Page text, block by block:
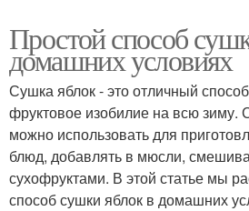
Простой способ
домашних условиях
Сушка яблок - это отличный
фруктовое изобилие на всю зиму.
можно использовать для
блюд, добавлять в мюсли,
сухофруктами. В этой статье мы
способ сушки яблок в домашних